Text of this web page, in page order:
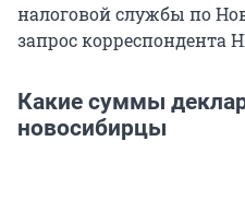
налоговой службы по
запрос корреспондента
Какие суммы
новосибирцы